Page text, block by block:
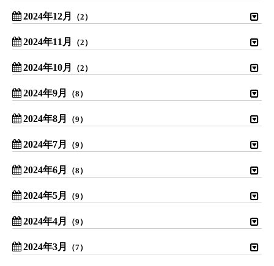
2024年12月 （2）
2024年11月 （2）
2024年10月 （2）
2024年9月 （8）
2024年8月 （9）
2024年7月 （9）
2024年6月 （8）
2024年5月 （9）
2024年4月 （9）
2024年3月 （7）